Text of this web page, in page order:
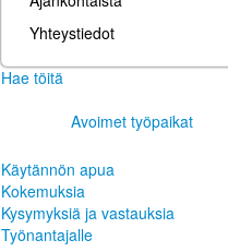
Yhteystiedot
Hae töitä
Avoimet työpaikat
Käytännön apua
Kokemuksia
Kysymyksiä ja vastauksia
Työnantajalle